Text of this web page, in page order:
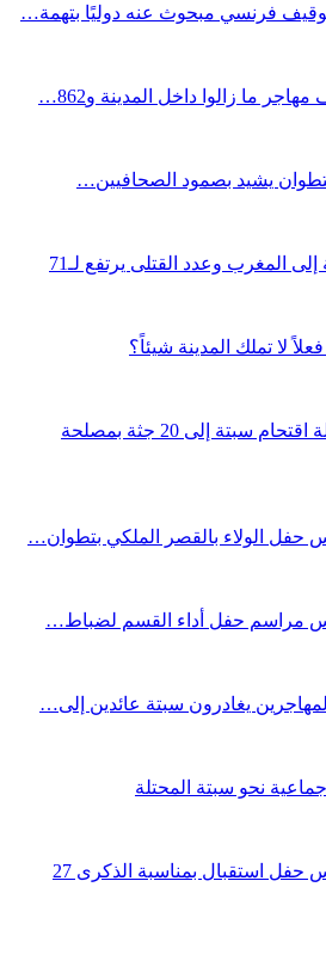
فرنسي مبحوث عنه دوليًا بتهمة…
بتطوان يشيد بصمود الصحافيين…
لا تملك المدينة شيئاً؟
ارتفاع حصيلة ضحايا محاولة اقتحام سبتة إلى 20 جثة بمصلحة
حفل الولاء بالقصر الملكي بتطوان…
مراسم حفل أداء القسم لضباط…
يغادرون سبتة عائدين إلى…
الملك محمد السادس يترأس حفل استقبال بمناسبة الذكرى 27